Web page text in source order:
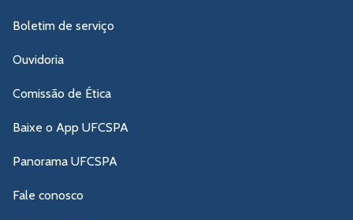
Boletim de serviço
Ouvidoria
Comissão de Ética
Baixe o App UFCSPA
Panorama UFCSPA
Fale conosco